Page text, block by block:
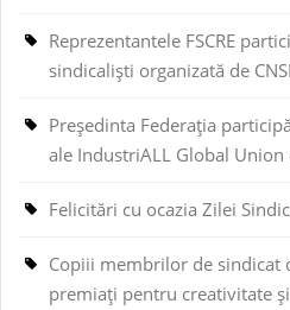
Reprezentantele FSCRE
sindicaliști organizată de
Președinta Federația
ale IndustriALL Global Union
Felicitări cu ocazia Zilei
Copiii membrilor de sindicat
premiați pentru creativitate